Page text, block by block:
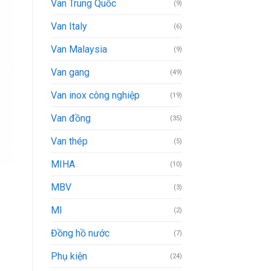
Van Trung Quốc (9)
Van Italy (6)
Van Malaysia (9)
Van gang (49)
Van inox công nghiệp (19)
Van đồng (35)
Van thép (5)
MIHA (10)
MBV (3)
MI (2)
Đồng hồ nước (7)
Phụ kiện (24)